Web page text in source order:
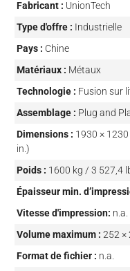
Fabricant : UnionTech
Type d'offre : Industrielle
Pays : Chine
Matériaux : Métaux
Technologie : Fusion sur
Assemblage : Plug and
Dimensions : 1930 ×
in.)
Poids : 1600 kg / 3 527,4
Épaisseur min.
Vitesse d'impression: n.a.
Volume maximum : 252 ×
Format de fichier : n.a.